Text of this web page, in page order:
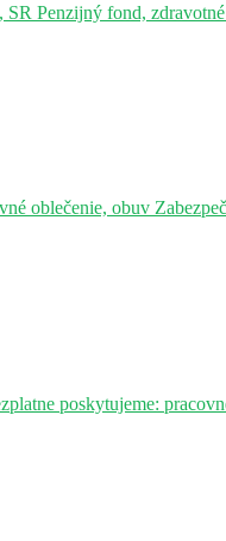
Penzijný fond,
oblečenie, obuv
poskytujeme: